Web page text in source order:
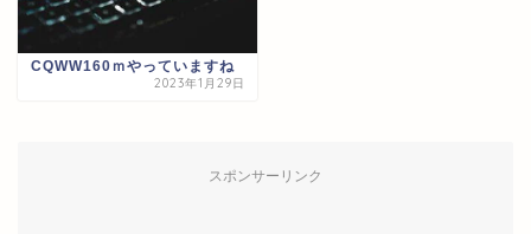
CQWW160ｍやっていますね
2023年1月29日
スポンサーリンク